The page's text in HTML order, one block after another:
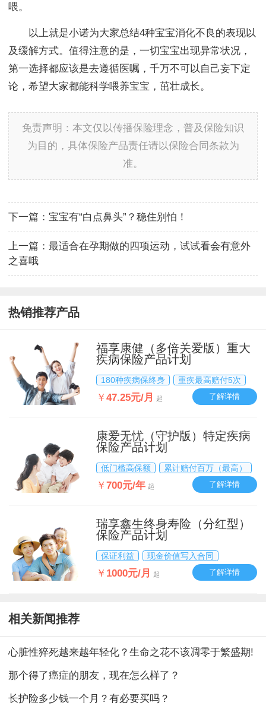
喂。
以上就是小诺为大家总结4种宝宝消化不良的表现以
及缓解方式。值得注意的是，一切宝宝出现异常状况，
第一选择都应该是去遵循医嘱，千万不可以自己妄下定
论，希望大家都能科学喂养宝宝，茁壮成长。
免责声明：本文仅以传播保险理念，普及保险知识
为目的，具体保险产品责任请以保险合同条款为
准。
下一篇： 宝宝有“白点鼻头”？稳住别怕！
上一篇： 最适合在孕期做的四项运动，试试看会有意外
之喜哦
热销推荐产品
福享康健（多倍关爱版）重大
疾病保险产品计划
180种疾病保终身 重疾最高赔付5次
￥47.25元/月 起 了解详情
康爱无忧（守护版）特定疾病
保险产品计划
低门槛高保额 累计赔付百万（最高）
￥700元/年 起 了解详情
瑞享鑫生终身寿险（分红型）
保险产品计划
保证利益 现金价值写入合同
￥ 1000元/月 起 了解详情
相关新闻推荐
心脏性猝死越来越年轻化？生命之花不该凋零于繁盛期!
那个得了癌症的朋友，现在怎么样了？
长护险多少钱一个月？有必要买吗？